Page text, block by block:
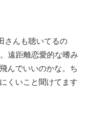
さんも聴いてるの
遠距離恋愛的な嗜み
んでいいのかな。ち
くいこと聞けてます